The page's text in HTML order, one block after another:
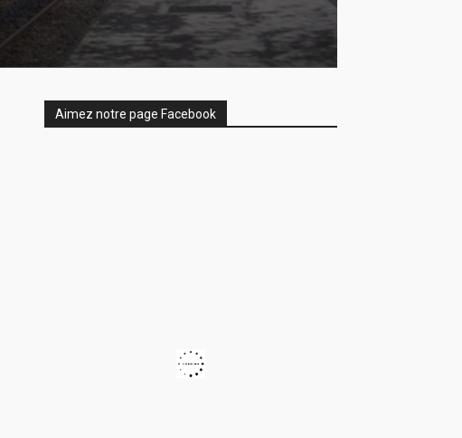
Aimez notre page Facebook